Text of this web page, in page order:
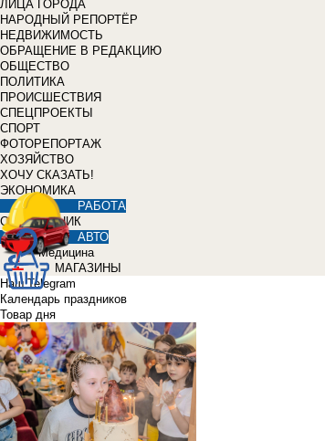
ЛИЦА ГОРОДА
НАРОДНЫЙ РЕПОРТЁР
НЕДВИЖИМОСТЬ
ОБРАЩЕНИЕ В РЕДАКЦИЮ
ОБЩЕСТВО
ПОЛИТИКА
ПРОИСШЕСТВИЯ
СПЕЦПРОЕКТЫ
СПОРТ
ФОТОРЕПОРТАЖ
ХОЗЯЙСТВО
ХОЧУ СКАЗАТЬ!
ЭКОНОМИКА
РАБОТА
СПРАВОЧНИК
АВТО
Медицина
МАГАЗИНЫ
Наш Telegram
Календарь праздников
Товар дня